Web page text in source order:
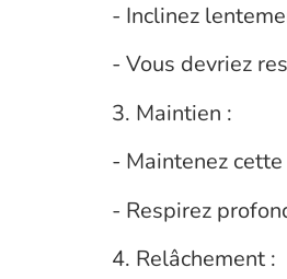
- Inclinez
- Vous devriez
3. Maintien :
- Maintenez
- Respirez
4. Relâchement :